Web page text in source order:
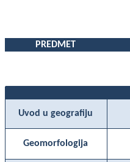
PREDMET
Uvod u geografiju
Geomorfologija